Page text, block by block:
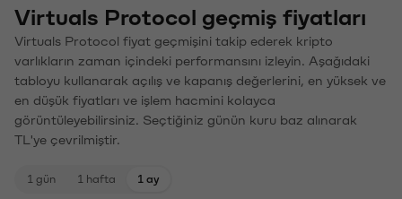
Virtuals Protocol geçmiş fiyatları
Virtuals Protocol fiyat geçmişini takip ederek kripto
varlıkların zaman içindeki performansını izleyin. Aşağıdaki
tabloyu kullanarak açılış ve kapanış değerlerini, en yüksek ve
en düşük fiyatları ve işlem hacmini kolayca
görüntüleyebilirsiniz. Seçtiğiniz günün kuru baz alınarak
TL'ye çevrilmiştir.
1 gün 1 hafta 1 ay